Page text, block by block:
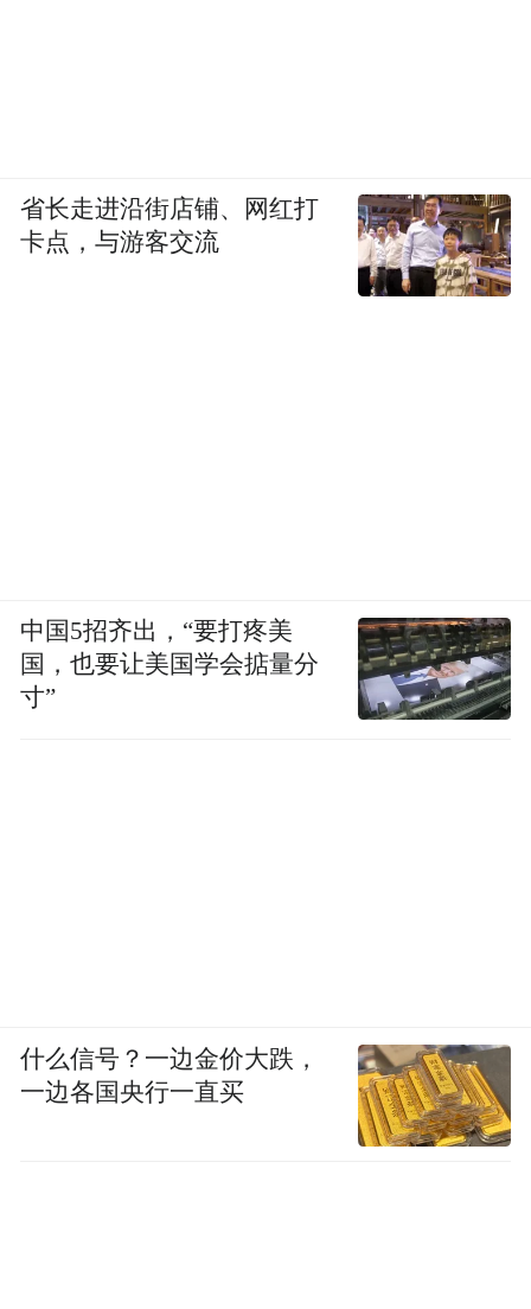
省长走进沿街店铺、网红打
卡点，与游客交流
中国5招齐出，“要打疼美
国，也要让美国学会掂量分
寸”
什么信号？一边金价大跌，
一边各国央行一直买